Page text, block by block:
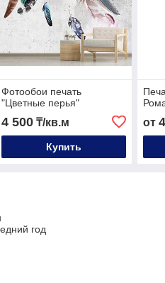
Фотообои печать
"Цветные перья"
4 500₸/кв.м
Купить
от
год